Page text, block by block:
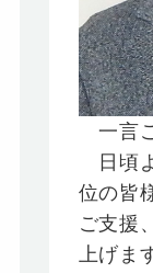
一言
日頃
位の皆
ご支援
上げま